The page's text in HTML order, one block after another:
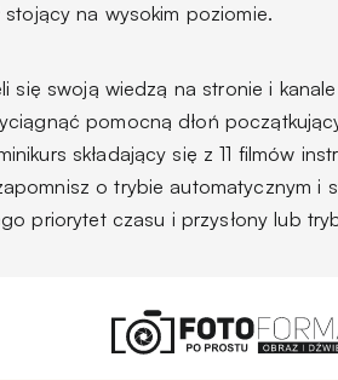
stojący na wysokim poziomie.
się swoją wiedzą na stronie i
pomocną dłoń
składający się z 11 filmów
o trybie automatycznym i
priorytet czasu i przysłony lub